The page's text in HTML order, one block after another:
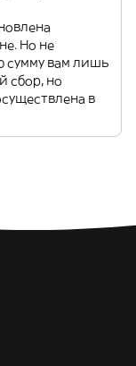
Но не
сумму вам лишь
сбор, но
в